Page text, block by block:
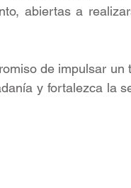
abiertas a
de impulsar un
y fortalezca la